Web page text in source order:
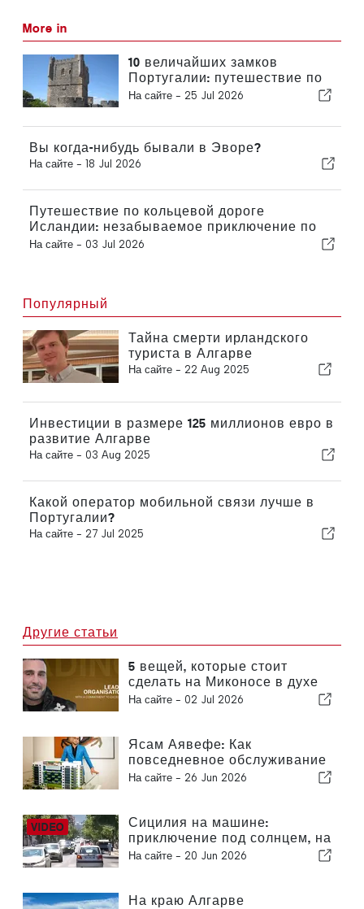
More in
10 величайших замков
Португалии: путешествие по
истории страны
На сайте - 25 Jul 2026
Вы когда-нибудь бывали в Эворе?
На сайте - 18 Jul 2026
Путешествие по кольцевой дороге
Исландии: незабываемое приключение по
живописным дорогам
На сайте - 03 Jul 2026
Популярный
Тайна смерти ирландского
туриста в Алгарве
На сайте - 22 Aug 2025
Инвестиции в размере 125 миллионов евро в
развитие Алгарве
На сайте - 03 Aug 2025
Какой оператор мобильной связи лучше в
Португалии?
На сайте - 27 Jul 2025
Другие статьи
5 вещей, которые стоит
сделать на Миконосе в духе
концепции «спокойной
На сайте - 02 Jul 2026
Ясам Аявефе: Как
повседневное обслуживание
определяет облик
На сайте - 26 Jun 2026
Сицилия на машине:
приключение под солнцем, на
скорости и с легким трепетом
На сайте - 20 Jun 2026
На краю Алгарве